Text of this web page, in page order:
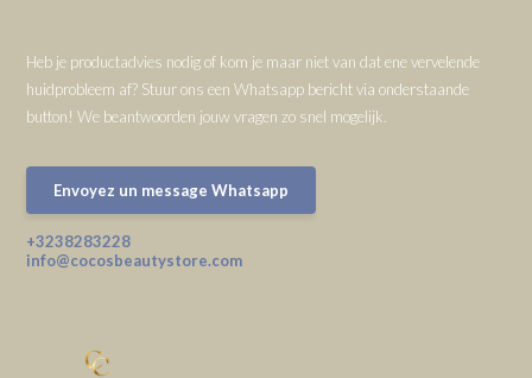
Heb je productadvies nodig of kom je maar niet van dat ene vervelende
huidprobleem af? Stuur ons een Whatsapp bericht via onderstaande
button! We beantwoorden jouw vragen zo snel mogelijk.
Envoyez un message Whatsapp
+3238283228
info@cocosbeautystore.com